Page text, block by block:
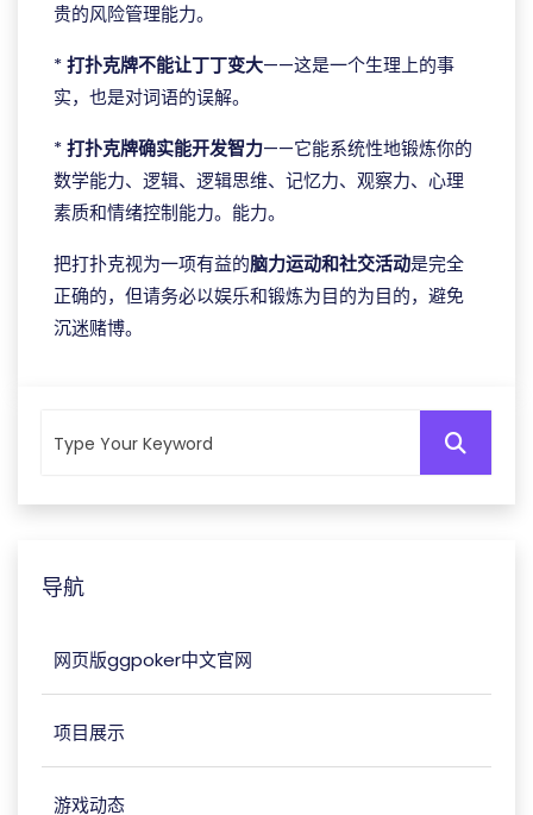
贵的风险管理能力。
*打扑克牌不能让丁丁变大——这是一个生理上的事
实，也是对词语的误解。
*打扑克牌确实能开发智力——它能系统性地锻炼你的
数学能力、逻辑、逻辑思维、记忆力、观察力、心理
素质和情绪控制能力。能力。
把打扑克视为一项有益的脑力运动和社交活动是完全
正确的，但请务必以娱乐和锻炼为目的为目的，避免
沉迷赌博。
导航
网页版ggpoker中文官网
项目展示
游戏动态